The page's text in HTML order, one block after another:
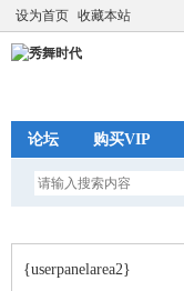
设为首页 收藏本站
论坛 购买VIP
{userpanelarea2}